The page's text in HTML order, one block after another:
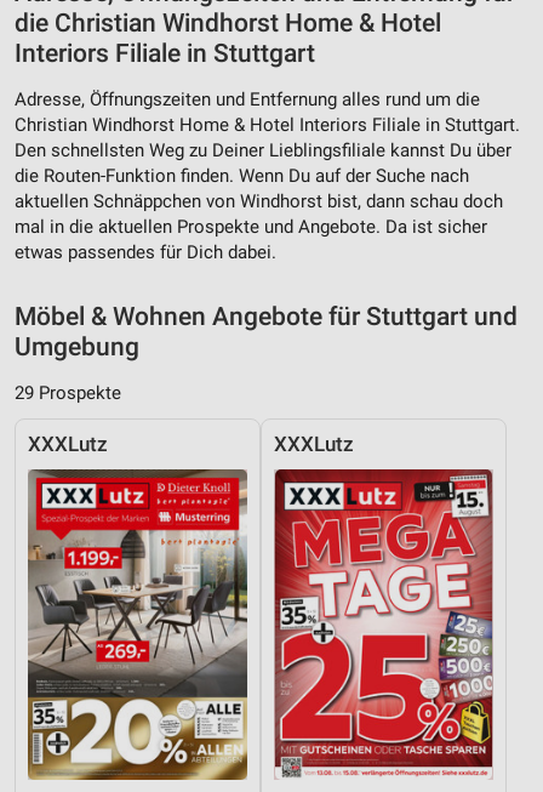
die Christian Windhorst Home & Hotel
Interiors Filiale in Stuttgart
Adresse, Öffnungszeiten und Entfernung alles rund um die
Christian Windhorst Home & Hotel Interiors Filiale in Stuttgart.
Den schnellsten Weg zu Deiner Lieblingsfiliale kannst Du über
die Routen-Funktion finden. Wenn Du auf der Suche nach
aktuellen Schnäppchen von Windhorst bist, dann schau doch
mal in die aktuellen Prospekte und Angebote. Da ist sicher
etwas passendes für Dich dabei.
Möbel & Wohnen Angebote für Stuttgart und
Umgebung
29 Prospekte
XXXLutz XXXLutz